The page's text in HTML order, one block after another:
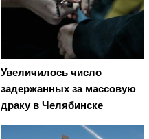
Увеличилось число
задержанных за массовую
драку в Челябинске